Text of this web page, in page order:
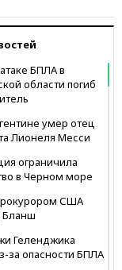
БПЛА в
области погиб
умер отец
Лионеля Месси
ограничила
в Черном море
США
Бланш
Геленджика
за опасности БПЛА